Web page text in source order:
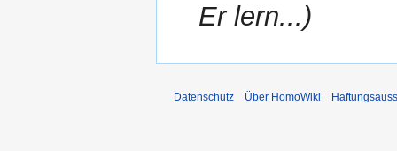
Er lern...
Datenschutz Über HomoWiki